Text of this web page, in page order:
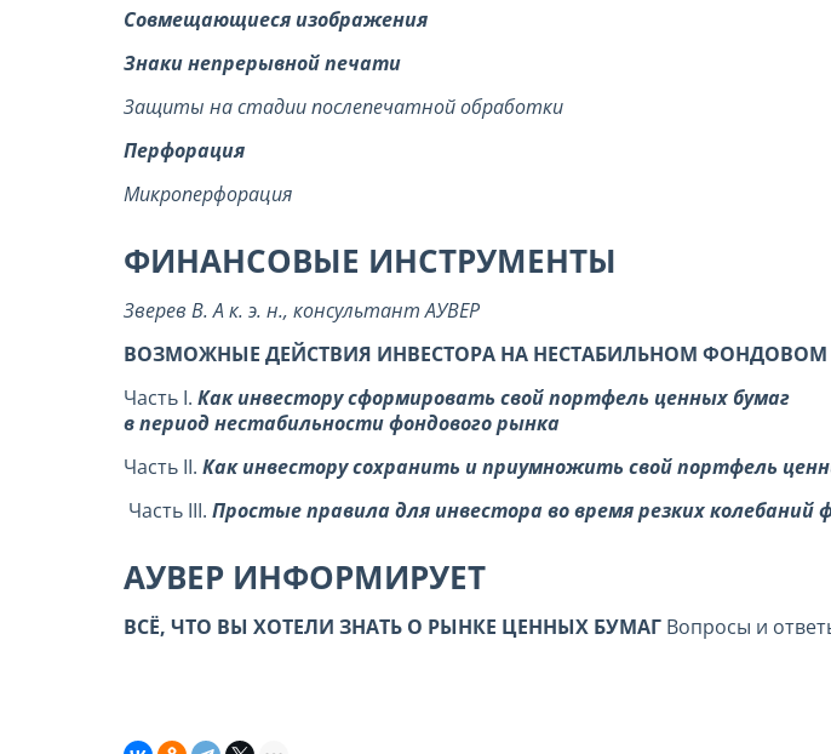
Совмещающиеся изображения
Знаки непрерывной печати
Защиты на стадии послепечатной обработки
Перфорация
Микроперфорация
ФИНАНСОВЫЕ ИНСТРУМЕНТЫ
Зверев В. А к. э. н., консультант АУВЕР
ВОЗМОЖНЫЕ ДЕЙСТВИЯ ИНВЕСТОРА НА НЕСТАБИЛЬНОМ ФОНДОВОМ
Часть I. Как инвестору сформировать свой портфель ценных бумаг
в период нестабильности фондового рынка
Часть II. Как инвестору сохранить и приумножить свой портфель
Часть III. Простые правила для инвестора во время резких колебаний
АУВЕР ИНФОРМИРУЕТ
ВСЁ, ЧТО ВЫ ХОТЕЛИ ЗНАТЬ О РЫНКЕ ЦЕННЫХ БУМАГ Вопросы и